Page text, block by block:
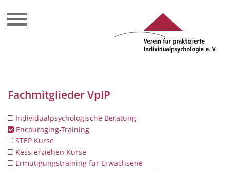
Fachmitglieder VpIP
Individualpsychologische Beratung
Encouraging-Training
STEP Kurse
Kess-erziehen Kurse
Ermutigungstraining für Erwachsene